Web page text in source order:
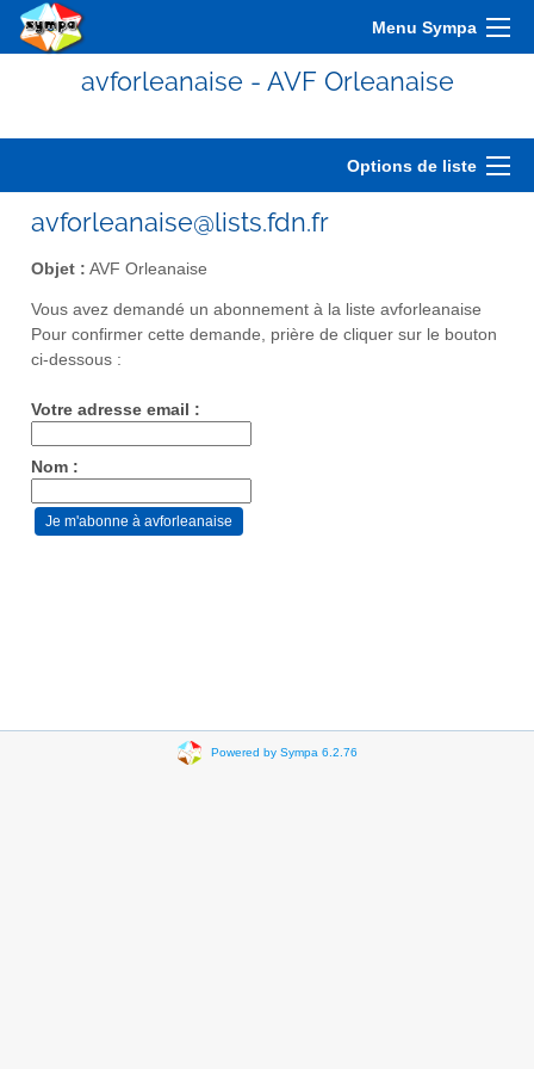
Menu Sympa
avforleanaise - AVF Orleanaise
Options de liste
avforleanaise@lists.fdn.fr
Objet : AVF Orleanaise
Vous avez demandé un abonnement à la liste avforleanaise
Pour confirmer cette demande, prière de cliquer sur le bouton
ci-dessous :
Votre adresse email :
Nom :
Powered by Sympa 6.2.76